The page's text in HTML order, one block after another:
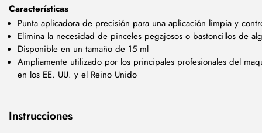
Características
Punta aplicadora de precisión para una aplicación limpia y
Elimina la necesidad de pinceles pegajosos o bastoncillos de
Disponible en un tamaño de 15 ml
Ampliamente utilizado por los principales profesionales del
en los EE. UU. y el Reino Unido
Instrucciones